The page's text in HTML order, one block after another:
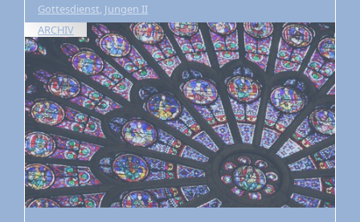
Gottesdienst Jungen II
ARCHIV